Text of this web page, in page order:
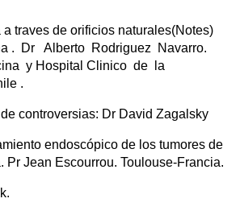
traves de orificios naturales(Notes)
. Dr Alberto Rodriguez Navarro.
y Hospital Clinico de la
.
controversias: Dr David Zagalsky
endoscópico de los tumores de
Pr Jean Escourrou. Toulouse-Francia.